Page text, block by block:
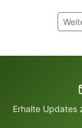
Erhalte Updates